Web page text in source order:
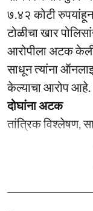
७.४२ कोटी
टोळीचा खार
आरोपीला अटक केली
साधून त्यांना
केल्याचा आरोप आहे.
दोघांना अटक
तांत्रिक विश्लेषण,